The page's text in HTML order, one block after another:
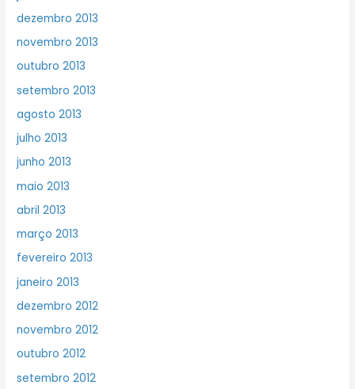
dezembro 2013
novembro 2013
outubro 2013
setembro 2013
agosto 2013
julho 2013
junho 2013
maio 2013
abril 2013
março 2013
fevereiro 2013
janeiro 2013
dezembro 2012
novembro 2012
outubro 2012
setembro 2012